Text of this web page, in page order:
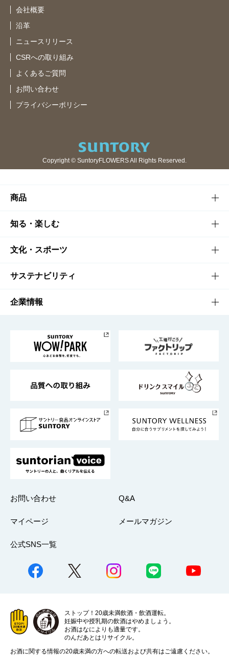
会社概要
沿革
ニュースリリース
CSRへの取り組み
よくあるご質問
お問い合わせ
プライバシーポリシー
Copyright © SuntoryFLOWERS All Rights Reserved.
商品
商品TOP
商品一覧
商品発売情報
栄養成分一覧
知る・楽しむ
知る・楽しむTOP
キャンペーン
工場見学
地域情報
文化・スポーツ
文化・スポーツTOP
サントリーホール
サントリーサンバーズ大阪
サステナビリティ
サステナビリティTOP
サントリーが考えるサステナビリティ経営
企業情報
企業概要
採用情報
お問い合わせ Q&A
マイページ メールマガジン
公式SNS一覧
ストップ！20歳未満飲酒・飲酒運転。
妊娠中や授乳期の飲酒はやめましょう。
お酒はなによりも適量です。
のんだあとはリサイクル。
お酒に関する情報の20歳未満の方への転送および共有はご遠慮ください。